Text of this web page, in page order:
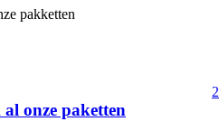
pakketten
onze paketten